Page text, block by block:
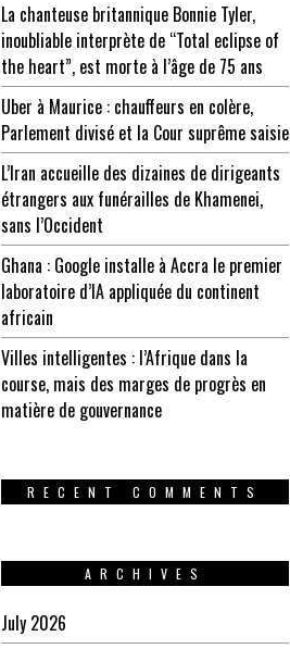
La chanteuse britannique Bonnie Tyler,
inoubliable interprète de “Total eclipse of
the heart”, est morte à l’âge de 75 ans
Uber à Maurice : chauffeurs en colère,
Parlement divisé et la Cour suprême saisie
L’Iran accueille des dizaines de dirigeants
étrangers aux funérailles de Khamenei,
sans l’Occident
Ghana : Google installe à Accra le premier
laboratoire d’IA appliquée du continent
africain
Villes intelligentes : l’Afrique dans la
course, mais des marges de progrès en
matière de gouvernance
RECENT COMMENTS
ARCHIVES
July 2026